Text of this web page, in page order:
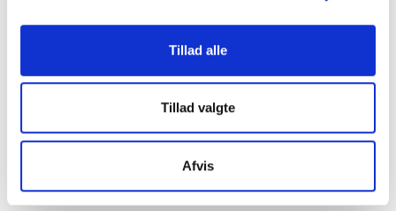
Tillad alle
Tillad valgte
Afvis
hvor I får et levende indblik i rejsen fra den første
Carlsberg-bryg i 1847 til det
verdensomspændende brand, vi kender i dag.
de historiske bryggerkældre, 14 meter under
jorden. Smag på historien, og lad vores øl-
entusiastiske værter præsentere jer for nogle af
de bedste øl, Carlsberg har at byde på.